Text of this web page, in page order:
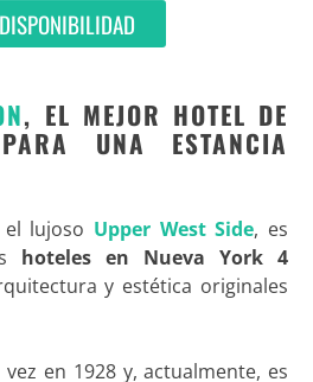
, EL MEJOR HOTEL DE
UNA ESTANCIA
lujoso Upper West Side, es
hoteles en Nueva York 4
y estética originales
en 1928 y, actualmente, es